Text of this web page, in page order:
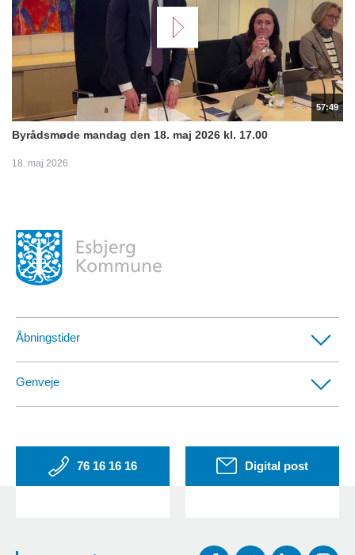
57:49
Byrådsmøde mandag den 18. maj 2026 kl. 17.00
18. maj 2026
Åbningstider
Afdelinger med særlige telefontider
Genveje
EAN-numre
76 16 16 16 Digital post